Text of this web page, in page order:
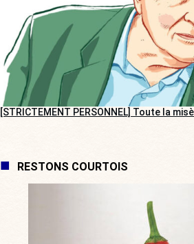
[STRICTEMENT PERSONNEL] Toute la
RESTONS COURTOIS